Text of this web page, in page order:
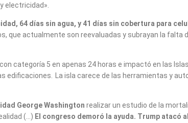
electricidad».
64 días sin agua, y 41 días sin cobertura para
actualmente son reevaluadas y subrayan la falta
categoría 5 en apenas 24 horas e impactó en las
edificaciones. La isla carece de las herramientas y
George Washington realizar un estudio de la
(…) El congreso demoró la ayuda. Trump atacó